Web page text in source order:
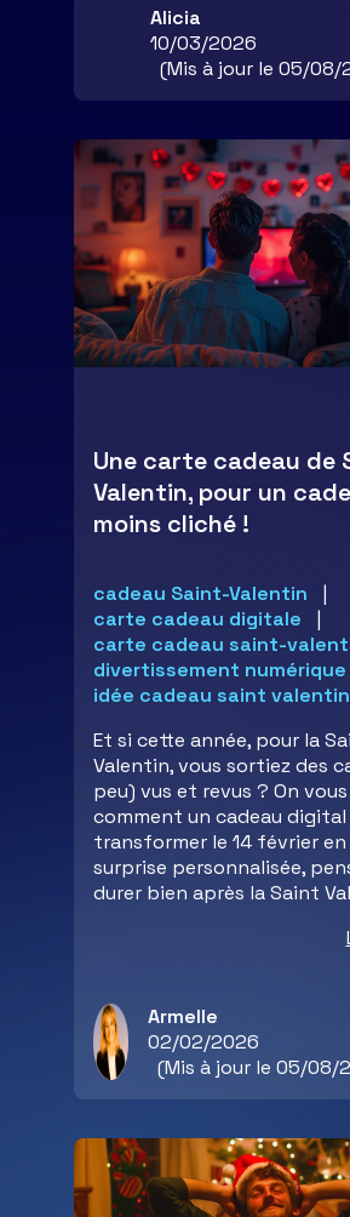
Alicia
10/03/2026
(Mis à jour le 05/08/
Une carte cadeau de
Valentin, pour un
moins cliché !
cadeau Saint-Valentin
carte cadeau digitale
carte cadeau saint-
divertissement numérique
idée cadeau saint valentin
Et si cette année, pour la
Valentin, vous sortiez des
peu) vus et revus ? On
comment un cadeau
transformer le 14 février en
surprise personnalisée,
durer bien après la Saint
Armelle
02/02/2026
(Mis à jour le 05/08/